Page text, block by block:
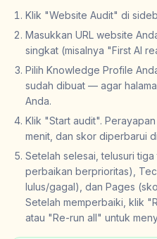
Klik "Website Audit" di
Masukkan URL website
singkat (misalnya "First AI
Pilih Knowledge Profile
sudah dibuat — agar
Anda.
Klik "Start audit".
menit, dan skor diperbarui
Setelah selesai, telusuri
perbaikan berprioritas),
lulus/gagal), dan Pages
Setelah memperbaiki, klik
atau "Re-run all" untuk